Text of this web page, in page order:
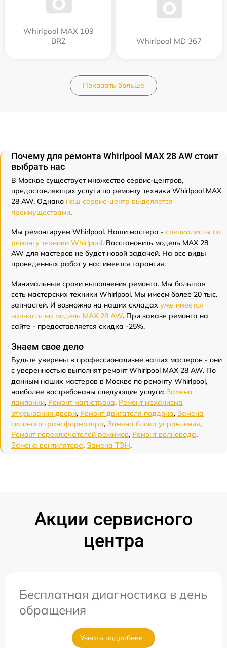
Whirlpool MAX 109
BRZ
Whirlpool MD 367
Показать больше
Почему для ремонта Whirlpool MAX 28 AW стоит
выбрать нас
В Москве существует множество сервис-центров,
предоставляющих услуги по ремонту техники Whirlpool MAX
28 AW. Однако наш сервис-центр выделяется
преимуществами.
Мы ремонтируем Whirlpool. Наши мастера - специалисты по
ремонту техники Whirlpool. Восстановить модель MAX 28
AW для мастеров не будет новой задачей. На все виды
проведенных работ у нас имеется гарантия.
Минимальные сроки выполнения ремонта. Мы большая
сеть мастерских техники Whirlpool. Мы имеем более 20 тыс.
запчастей. И возможно на наших складах уже имеется
запчасть на модель MAX 28 AW. При заказе ремонта на
сайте - предоставляется скидка -25%.
Знаем свое дело
Будьте уверены в профессионализме наших мастеров - они
с уверенностью выполнят ремонт Whirlpool MAX 28 AW. По
данным наших мастеров в Москве по ремонту Whirlpool,
наиболее востребованы следующие услуги: Замена
лампочки, Ремонт магнетрона, Ремонт механизма
открывания двери, Ремонт двигателя поддона, Замена
силового трансформатора, Замена блока управления,
Ремонт переключателей режимов, Ремонт волновода,
Замена вентилятора, Замена ТЭН.
Акции сервисного
центра
Бесплатная диагностика в день
обращения
Узнать подробнее